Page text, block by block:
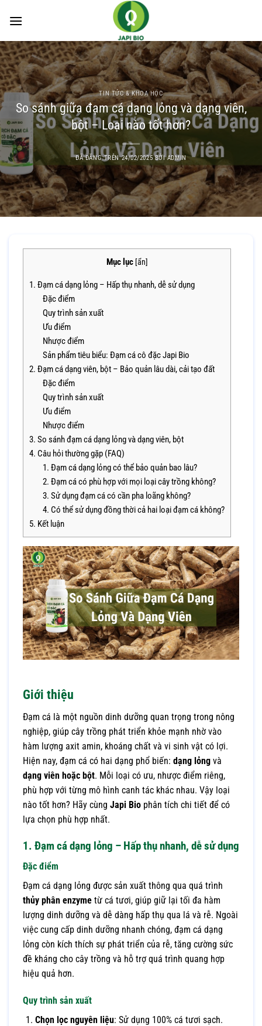
đến
dung
TIN TỨC & KHOA HỌC
So sánh giữa đạm cá dạng lỏng và dạng viên,
bột – Loại nào tốt hơn?
ĐÃ ĐĂNG TRÊN24/02/2025 BỞIADMIN
Mục lục [ẩn]
1. Đạm cá dạng lỏng – Hấp thụ nhanh, dễ sử dụng
Đặc điểm
Quy trình sản xuất
Ưu điểm
Nhược điểm
Sản phẩm tiêu biểu: Đạm cá cô đặc Japi Bio
2. Đạm cá dạng viên, bột – Bảo quản lâu dài, cải tạo đất
Đặc điểm
Quy trình sản xuất
Ưu điểm
Nhược điểm
3. So sánh đạm cá dạng lỏng và dạng viên, bột
4. Câu hỏi thường gặp (FAQ)
1. Đạm cá dạng lỏng có thể bảo quản bao lâu?
2. Đạm cá có phù hợp với mọi loại cây trồng không?
3. Sử dụng đạm cá có cần pha loãng không?
4. Có thể sử dụng đồng thời cả hai loại đạm cá không?
5. Kết luận
Giới thiệu
Đạm cá là một nguồn dinh dưỡng quan trọng trong nông
nghiệp, giúp cây trồng phát triển khỏe mạnh nhờ vào
hàm lượng axit amin, khoáng chất và vi sinh vật có lợi.
Hiện nay, đạm cá có hai dạng phổ biến: dạng lỏng và
dạng viên hoặc bột. Mỗi loại có ưu, nhược điểm riêng,
phù hợp với từng mô hình canh tác khác nhau. Vậy loại
nào tốt hơn? Hãy cùng Japi Bio phân tích chi tiết để có
lựa chọn phù hợp nhất.
1. Đạm cá dạng lỏng – Hấp thụ nhanh, dễ sử dụng
Đặc điểm
Đạm cá dạng lỏng được sản xuất thông qua quá trình
thủy phân enzyme từ cá tươi, giúp giữ lại tối đa hàm
lượng dinh dưỡng và dễ dàng hấp thụ qua lá và rễ. Ngoài
việc cung cấp dinh dưỡng nhanh chóng, đạm cá dạng
lỏng còn kích thích sự phát triển của rễ, tăng cường sức
đề kháng cho cây trồng và hỗ trợ quá trình quang hợp
hiệu quả hơn.
Quy trình sản xuất
Chọn lọc nguyên liệu: Sử dụng 100% cá tươi sạch.